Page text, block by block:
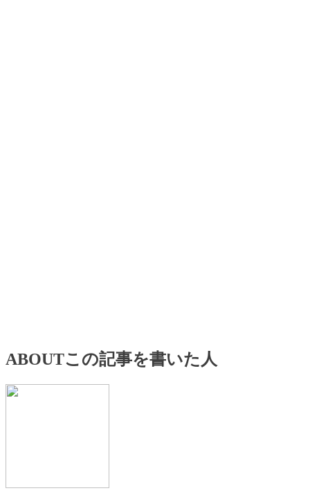
ABOUTこの記事を書いた人